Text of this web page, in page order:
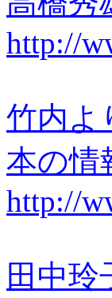
http://
竹内よ
本の
http://
田中